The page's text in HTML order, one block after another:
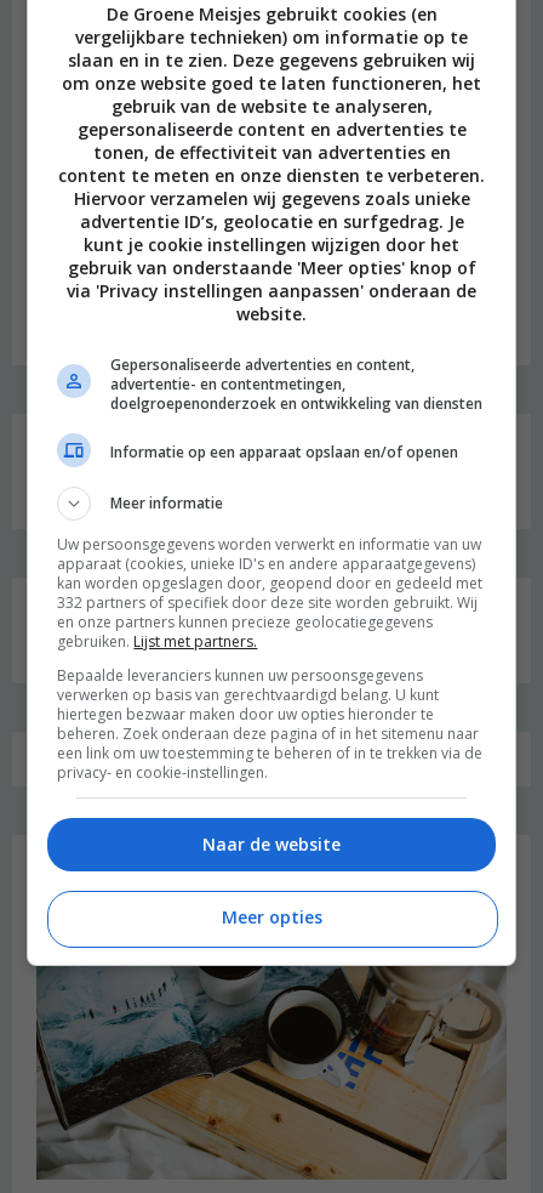
beeld: Ari Versluis
Hi, ik ben Merel! Ik neem je graag mee in mijn persoonlijke
onderzoek naar een duurzame en meer bewuste leefstijl.
Social media
Zoeken
naar:
De Groene Meisjes gebruikt cookies (en
vergelijkbare technieken) om informatie op te
slaan en in te zien. Deze gegevens gebruiken wij
om onze website goed te laten functioneren, het
gebruik van de website te analyseren,
gepersonaliseerde content en advertenties te
tonen, de effectiviteit van advertenties en
content te meten en onze diensten te verbeteren.
Hiervoor verzamelen wij gegevens zoals unieke
advertentie ID’s, geolocatie en surfgedrag. Je
kunt je cookie instellingen wijzigen door het
gebruik van onderstaande 'Meer opties' knop of
via 'Privacy instellingen aanpassen' onderaan de
website.
Gepersonaliseerde advertenties en content,
advertentie- en contentmetingen,
doelgroepenonderzoek en ontwikkeling van diensten
Informatie op een apparaat opslaan en/of openen
Meer informatie
Uw persoonsgegevens worden verwerkt en informatie van uw
apparaat (cookies, unieke ID's en andere apparaatgegevens)
kan worden opgeslagen door, geopend door en gedeeld met
332 partners of specifiek door deze site worden gebruikt. Wij
en onze partners kunnen precieze geolocatiegegevens
gebruiken. Lijst met partners.
Bepaalde leveranciers kunnen uw persoonsgegevens
verwerken op basis van gerechtvaardigd belang. U kunt
hiertegen bezwaar maken door uw opties hieronder te
beheren. Zoek onderaan deze pagina of in het sitemenu naar
een link om uw toestemming te beheren of in te trekken via de
privacy- en cookie-instellingen.
Naar de website
Meer opties